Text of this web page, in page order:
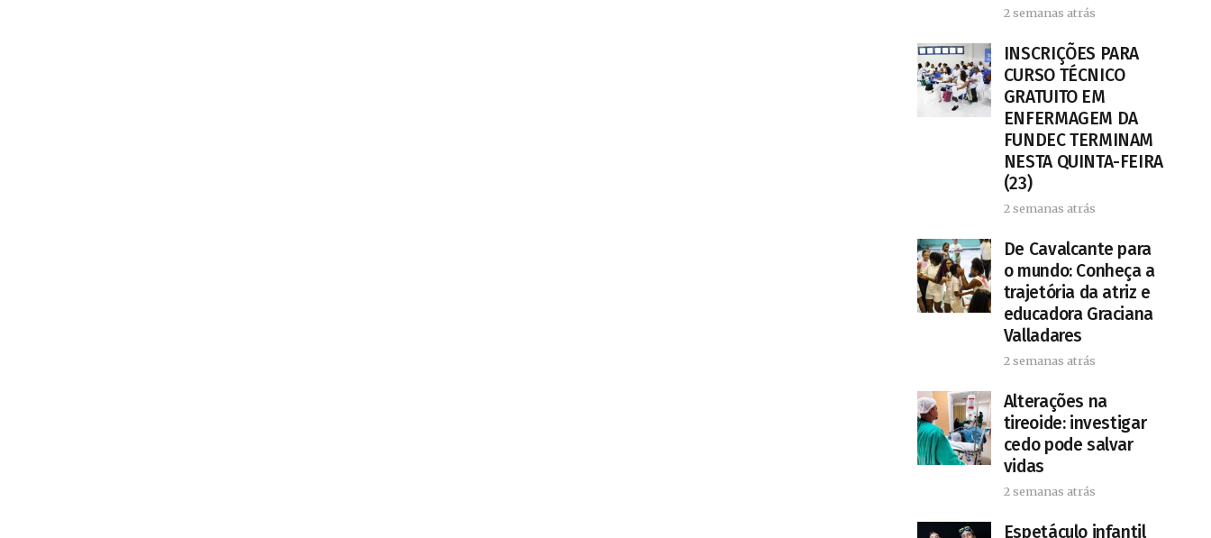
2 semanas atrás
INSCRIÇÕES PARA
CURSO TÉCNICO
GRATUITO EM
ENFERMAGEM DA
FUNDEC TERMINAM
NESTA QUINTA-FEIRA
(23)
2 semanas atrás
De Cavalcante para
o mundo: Conheça a
trajetória da atriz e
educadora Graciana
Valladares
2 semanas atrás
Alterações na
tireoide: investigar
cedo pode salvar
vidas
2 semanas atrás
​Espetáculo infantil